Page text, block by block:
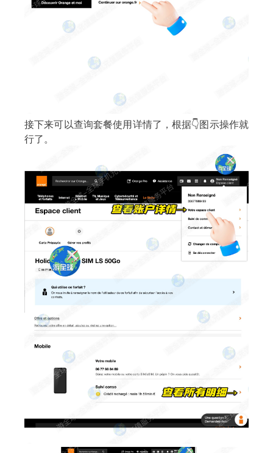
接下来可以查询套餐使用详情了，根据👇图示操作就
行了。